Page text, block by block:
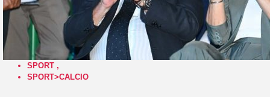
SPORT ,
SPORT>CALCIO